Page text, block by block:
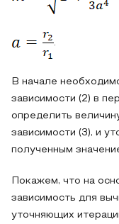
.
В начале
зависимости (2) в
определить
зависимости (3), и
полученным
Покажем, что на
зависимость для
уточняющих